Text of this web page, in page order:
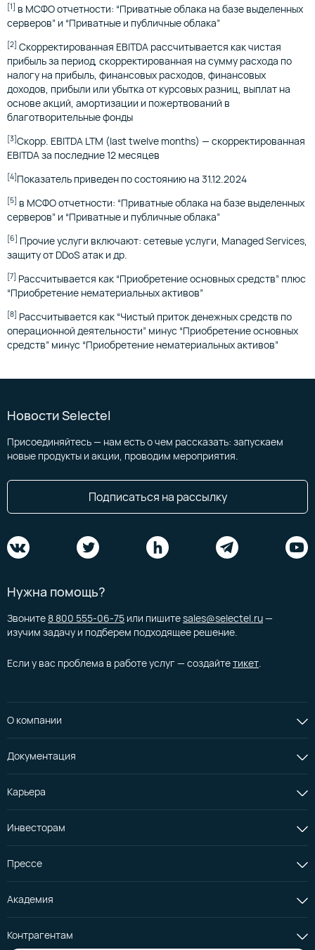
[1] в МСФО отчетности: “Приватные облака на базе выделенных
серверов” и “Приватные и публичные облака”
[2] Скорректированная EBITDA рассчитывается как чистая
прибыль за период, скорректированная на сумму расхода по
налогу на прибыль, финансовых расходов, финансовых
доходов, прибыли или убытка от курсовых разниц, выплат на
основе акций, амортизации и пожертвований в
благотворительные фонды
[3]Скорр. EBITDA LTM (last twelve months) — скорректированная
EBITDA за последние 12 месяцев
[4] Показатель приведен по состоянию на 31.12.2024
[5] в МСФО отчетности: “Приватные облака на базе выделенных
серверов” и “Приватные и публичные облака”
[6] Прочие услуги включают: сетевые услуги, Managed Services,
защиту от DDoS атак и др.
[7] Рассчитывается как “Приобретение основных средств” плюс
“Приобретение нематериальных активов”
[8] Рассчитывается как “Чистый приток денежных средств по
операционной деятельности” минус “Приобретение основных
средств” минус “Приобретение нематериальных активов”
Новости Selectel
Присоединяйтесь — нам есть о чем рассказать: запускаем
новые продукты и акции, проводим мероприятия.
Подписаться на рассылку
Нужна помощь?
Звоните 8 800 555-06-75 или пишитеsales@selectel.ru—
изучим задачу и подберем подходящее решение.
Если у вас проблема в работе услуг — создайтетикет.
О компании
Документация
Карьера
Инвесторам
Прессе
Академия
Контрагентам